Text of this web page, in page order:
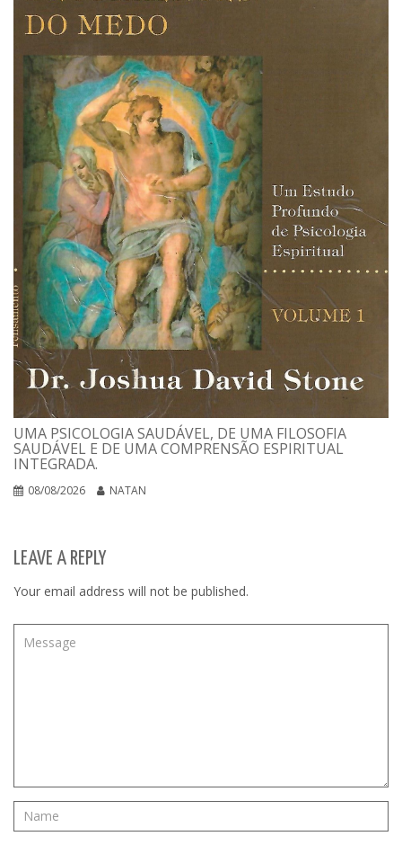
UMA PSICOLOGIA SAUDÁVEL, DE UMA FILOSOFIA
SAUDÁVEL E DE UMA COMPRENSÃO ESPIRITUAL
INTEGRADA.
08/08/2026 NATAN
LEAVE A REPLY
Your email address will not be published.